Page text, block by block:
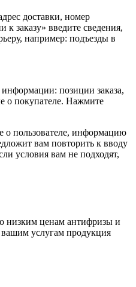
доставки, номер
заказу» введите сведения,
например: подъезды в
позиции заказа,
о покупателе. Нажмите
о пользователе, информацию
вам повторить к вводу
условия вам не подходят,
низким ценам антифризы и
услугам продукция